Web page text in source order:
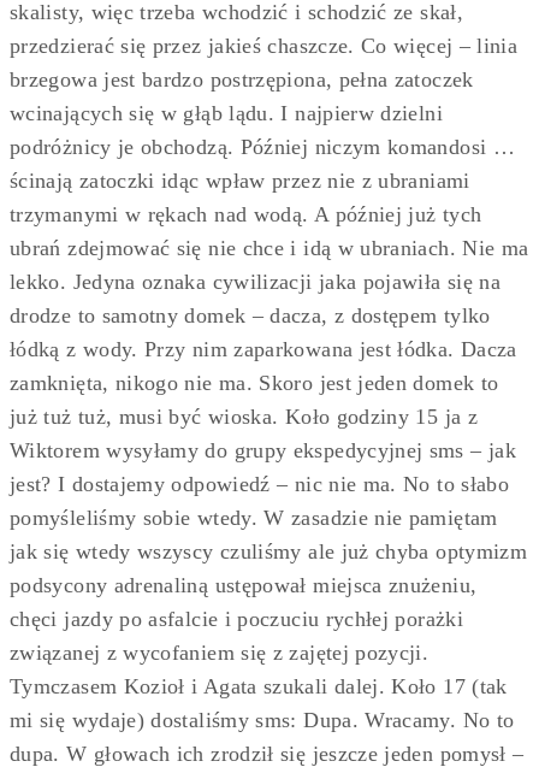
skalisty, więc trzeba wchodzić i schodzić ze skał,
przedzierać się przez jakieś chaszcze. Co więcej – linia
brzegowa jest bardzo postrzępiona, pełna zatoczek
wcinających się w głąb lądu. I najpierw dzielni
podróżnicy je obchodzą. Później niczym komandosi …
ścinają zatoczki idąc wpław przez nie z ubraniami
trzymanymi w rękach nad wodą. A później już tych
ubrań zdejmować się nie chce i idą w ubraniach. Nie ma
lekko. Jedyna oznaka cywilizacji jaka pojawiła się na
drodze to samotny domek – dacza, z dostępem tylko
łódką z wody. Przy nim zaparkowana jest łódka. Dacza
zamknięta, nikogo nie ma. Skoro jest jeden domek to
już tuż tuż, musi być wioska. Koło godziny 15 ja z
Wiktorem wysyłamy do grupy ekspedycyjnej sms – jak
jest? I dostajemy odpowiedź – nic nie ma. No to słabo
pomyśleliśmy sobie wtedy. W zasadzie nie pamiętam
jak się wtedy wszyscy czuliśmy ale już chyba optymizm
podsycony adrenaliną ustępował miejsca znużeniu,
chęci jazdy po asfalcie i poczuciu rychłej porażki
związanej z wycofaniem się z zajętej pozycji.
Tymczasem Kozioł i Agata szukali dalej. Koło 17 (tak
mi się wydaje) dostaliśmy sms: Dupa. Wracamy. No to
dupa. W głowach ich zrodził się jeszcze jeden pomysł –